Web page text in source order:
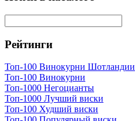
Рейтинги
Топ-100 Винокурни Шотландии
Топ-100 Винокурни
Топ-1000 Негоцианты
Топ-1000 Лучший виски
Топ-100 Худший виски